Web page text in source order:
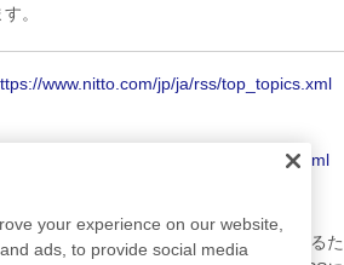
。
www.nitto.com/jp/ja/rss/top_topics.xml
https://www.nitto.com/jp/ja/rss/top_press.xml
トの概要や記事の見出しなどを配信するた
your experience on our website,
ads, to provide social media